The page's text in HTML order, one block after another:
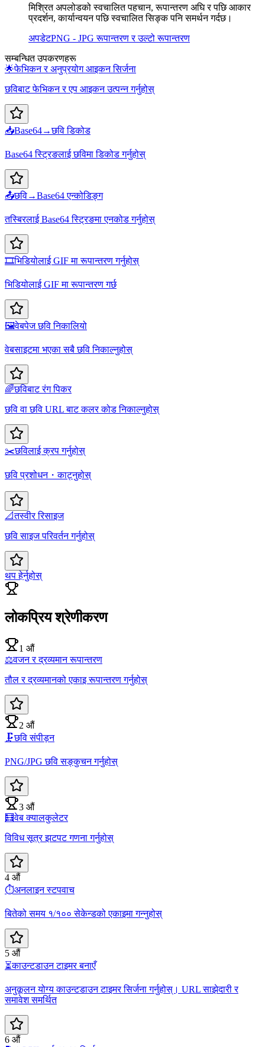
मिश्रित अपलोडको स्वचालित पहचान, रूपान्तरण अघि र पछि आकार
प्रदर्शन, कार्यान्वयन पछि स्वचालित सिङ्क पनि समर्थन गर्दछ।
अपडेटPNG - JPG रूपान्तरण र उल्टो रूपान्तरण
सम्बन्धित उपकरणहरू
🌟फेभिकन र अनुप्रयोग आइकन सिर्जना
छविबाट फेभिकन र एप आइकन उत्पन्न गर्नुहोस्
📥Base64→छवि डिकोड
Base64 स्ट्रिङलाई छविमा डिकोड गर्नुहोस्
📤छवि→Base64 एन्कोडिङ्ग
तस्बिरलाई Base64 स्ट्रिङमा एनकोड गर्नुहोस्
🎞️भिडियोलाई GIF मा रूपान्तरण गर्नुहोस्
भिडियोलाई GIF मा रूपान्तरण गर्छ
🖼️वेबपेज छवि निकालियो
वेबसाइटमा भएका सबै छवि निकाल्नुहोस्
🌈छविबाट रंग पिकर
छवि वा छवि URL बाट कलर कोड निकाल्नुहोस्
✂️छविलाई क्रप गर्नुहोस्
छवि प्रशोधन・काट्नुहोस्
📐तस्वीर रिसाइज
छवि साइज परिवर्तन गर्नुहोस्
थप हेर्नुहोस्
लोकप्रिय श्रेणीकरण
1 औं
⚖️वजन र द्रव्यमान रूपान्तरण
तौल र द्रव्यमानको एकाइ रूपान्तरण गर्नुहोस्
2 औं
🗜️छवि संपीड़न
PNG/JPG छवि सङ्कुचन गर्नुहोस्
3 औं
🧮वेब क्यालकुलेटर
विविध सूत्र झटपट गणना गर्नुहोस्
4 औं
⏱️अनलाइन स्टपवाच
बितेको समय १/१०० सेकेन्डको एकाइमा गन्नुहोस्
5 औं
⏳काउन्टडाउन टाइमर बनाएँ
अनुकूलन योग्य काउन्टडाउन टाइमर सिर्जना गर्नुहोस्। URL साझेदारी र
समावेश समर्थित
6 औं